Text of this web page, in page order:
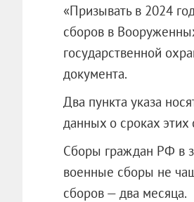
«Призывать в 2024
сборов в
государственной
документа.
Два пункта указа
данных о сроках
Сборы граждан РФ в
военные сборы не
сборов — два месяца.